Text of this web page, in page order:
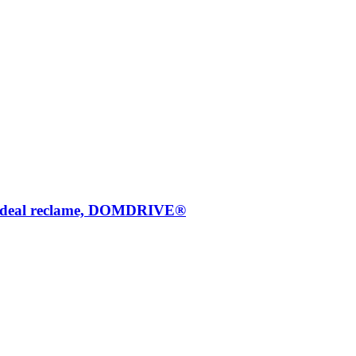
reclame, DOMDRIVE®